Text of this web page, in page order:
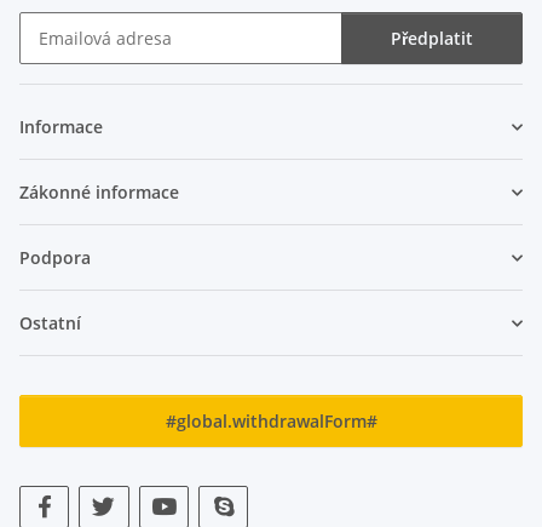
Předplatit
Informace
Zákonné informace
Podpora
Ostatní
#global.withdrawalForm#